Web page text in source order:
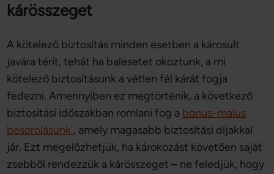
kárösszeget
A kötelező biztosítás minden esetben a károsult
javára térít, tehát ha balesetet okoztunk, a mi
kötelező biztosításunk a vétlen fél kárát fogja
fedezni. Amennyiben ez megtörténik, a következő
biztosítási időszakban romlani fog a bonus-malus
besorolásunk , amely magasabb biztosítási díjakkal
jár. Ezt megelőzhetjük, ha károkozást követően saját
zsebből rendezzük a kárösszeget – ne feledjük, hogy